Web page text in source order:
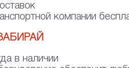
компании
в наличии